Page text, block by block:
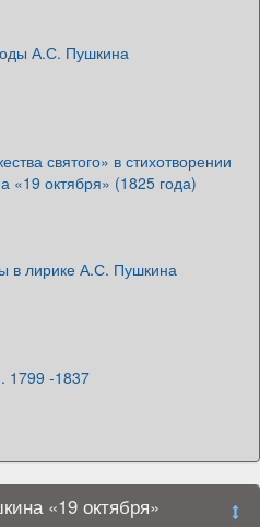
А.С. Пушкина
святого» в стихотворении
«19 октября» (1825 года)
в лирике А.С. Пушкина
1799 -1837
«19 октября»